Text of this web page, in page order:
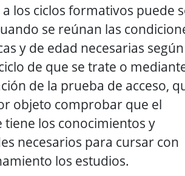
a los ciclos formativos puede
se reúnan las
y de edad necesarias
de que se trate o
de la prueba de acceso,
objeto comprobar que el
tiene los conocimientos y
necesarios para cursar con
los estudios.